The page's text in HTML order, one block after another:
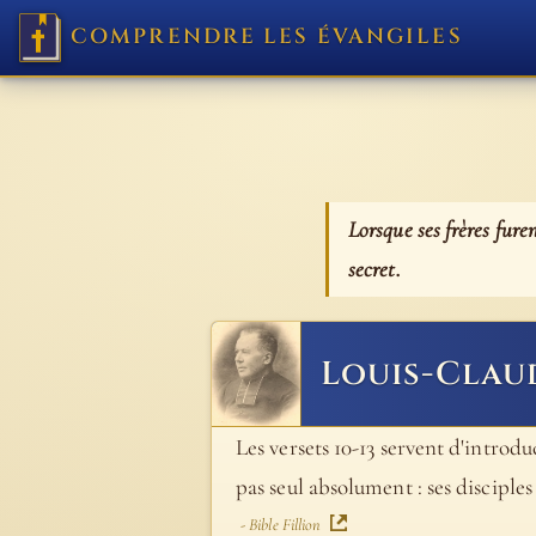
COMPRENDRE LES ÉVANGILES
Lorsque ses frères
secret.
Louis-
Les versets 10-13 servent
pas seul absolument : ses
- Bible Fillion